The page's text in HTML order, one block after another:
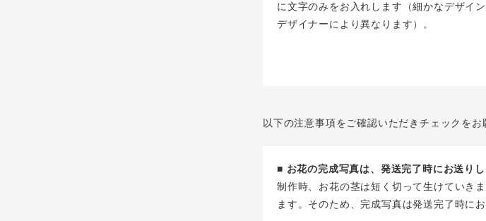
に文字のみをお入れします（細かなデザイ
デザイナーにより異なります）。
以下の注意事項をご確認いただきチェックをお
■ お花の完成写真は、発送完了時にお送り
制作時、お花の茎は短く切って生けていき
ます。そのため、完成写真は発送完了時に